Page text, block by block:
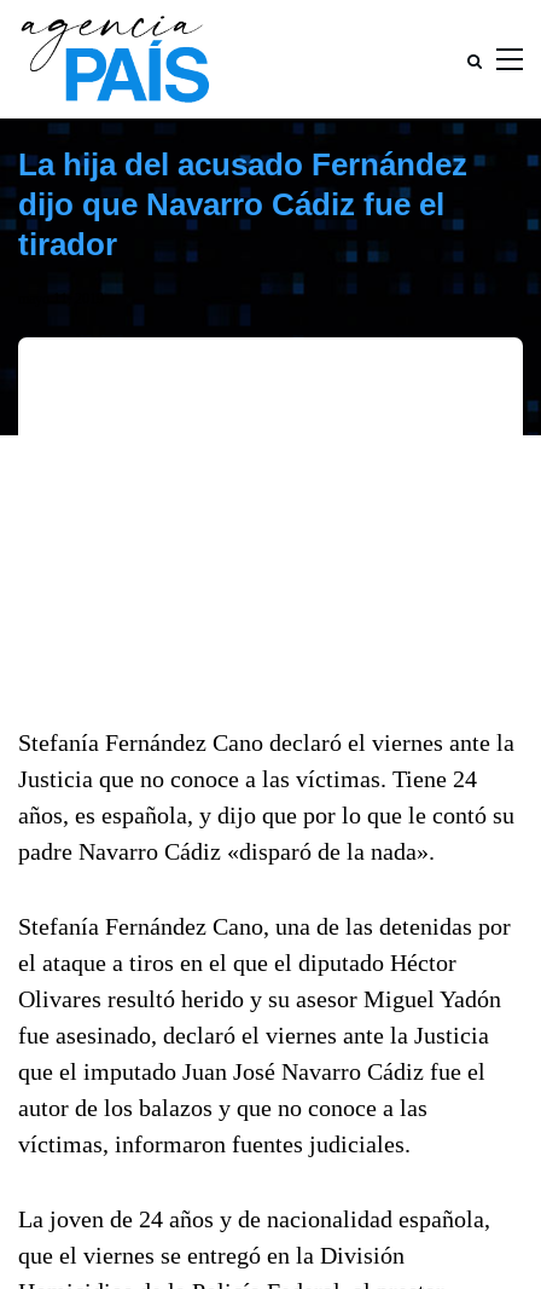
La hija del acusado Fernández
dijo que Navarro Cádiz fue el
tirador
Stefanía Fernández Cano declaró el viernes ante la
Justicia que no conoce a las víctimas. Tiene 24
años, es española, y dijo que por lo que le contó su
padre Navarro Cádiz «disparó de la nada».
Stefanía Fernández Cano, una de las detenidas por
el ataque a tiros en el que el diputado Héctor
Olivares resultó herido y su asesor Miguel Yadón
fue asesinado, declaró el viernes ante la Justicia
que el imputado Juan José Navarro Cádiz fue el
autor de los balazos y que no conoce a las
víctimas, informaron fuentes judiciales.
La joven de 24 años y de nacionalidad española,
que el viernes se entregó en la División